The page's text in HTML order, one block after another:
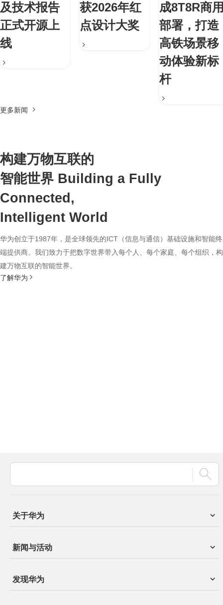
及技术报告
正式开源上
线
获2026年红
点设计大奖
成8T8R商
部署，打造
高铁场景移
动体验新标
杆
更多新闻
构建万物互联的
智能世界 Building a Fully
Connected,
Intelligent World
华为创立于1987年，是全球领先的ICT（信息与通信）基础设施和智能终
端提供商。我们致力于把数字世界带入每个人、每个家庭、每个组织，构
建万物互联的智能世界。
了解华为
关于华为
新闻与活动
发现华为